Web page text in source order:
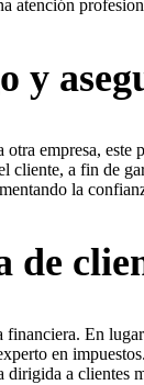
atención
y
empresa,
cliente, a fin de
la
de
En
en
dirigida a clientes